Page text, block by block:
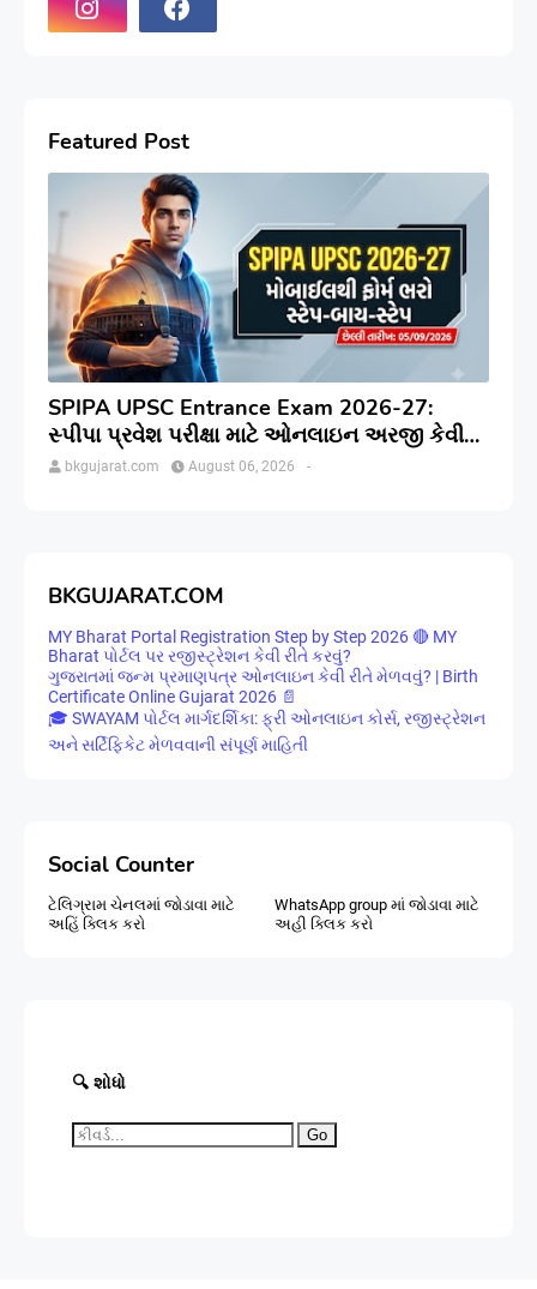
Featured Post
SPIPA UPSC Entrance Exam 2026-27:
સ્પીપા પ્રવેશ પરીક્ષા માટે ઓનલાઇન અરજી કેવી
રીતે કરવી? જાણો સંપૂર્ણ પ્રક્રિયા
bkgujarat.com -
August 06, 2026
BKGUJARAT.COM
MY Bharat Portal Registration Step by Step 2026 🔴 MY
Bharat પોર્ટલ પર રજીસ્ટ્રેશન કેવી રીતે કરવું?
ગુજરાતમાં જન્મ પ્રમાણપત્ર ઓનલાઇન કેવી રીતે મેળવવું? | Birth
Certificate Online Gujarat 2026 📄
🎓 SWAYAM પોર્ટલ માર્ગદર્શિકા: ફ્રી ઓનલાઇન કોર્સ, રજીસ્ટ્રેશન
અને સર્ટિફિકેટ મેળવવાની સંપૂર્ણ માહિતી
Social Counter
ટેલિગ્રામ ચેનલમાં જોડાવા માટે
અહિં ક્લિક કરો
WhatsApp group માં જોડાવા માટે
અહી ક્લિક કરો
🔍 શોધો
Go